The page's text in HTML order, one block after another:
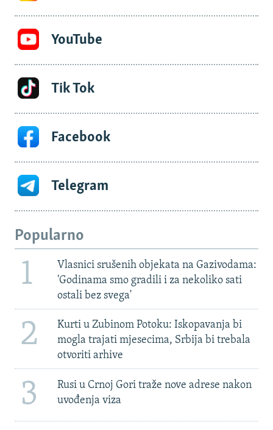
YouTube
Tik Tok
Facebook
Telegram
Popularno
1
Vlasnici srušenih objekata na Gazivodama:
'Godinama smo gradili i za nekoliko sati
ostali bez svega'
2
Kurti u Zubinom Potoku: Iskopavanja bi
mogla trajati mjesecima, Srbija bi trebala
otvoriti arhive
3
Rusi u Crnoj Gori traže nove adrese nakon
uvođenja viza